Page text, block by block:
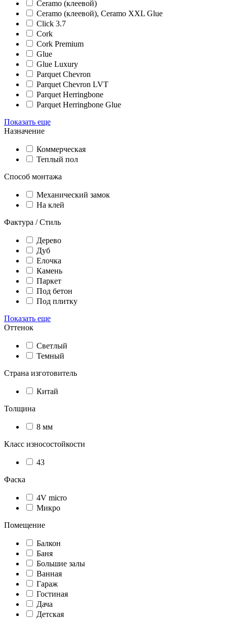
Ceramo (клеевой)
Ceramo (клеевой), Ceramo XXL Glue
Click 3.7
Cork
Cork Premium
Glue
Glue Luxury
Parquet Chevron
Parquet Chevron LVT
Parquet Herringbone
Parquet Herringbone Glue
Показать еще
Назначение
Коммерческая
Теплый пол
Способ монтажа
Механический замок
На клей
Фактура / Стиль
Дерево
Дуб
Елочка
Камень
Паркет
Под бетон
Под плитку
Показать еще
Оттенок
Светлый
Темный
Страна изготовитель
Китай
Толщина
8 мм
Класс износостойкости
43
Фаска
4V micro
Микро
Помещение
Балкон
Баня
Большие залы
Ванная
Гараж
Гостиная
Дача
Детская